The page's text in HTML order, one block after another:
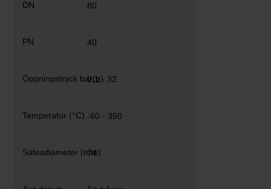
80
40
0,1 - 32
-60 - 350
74